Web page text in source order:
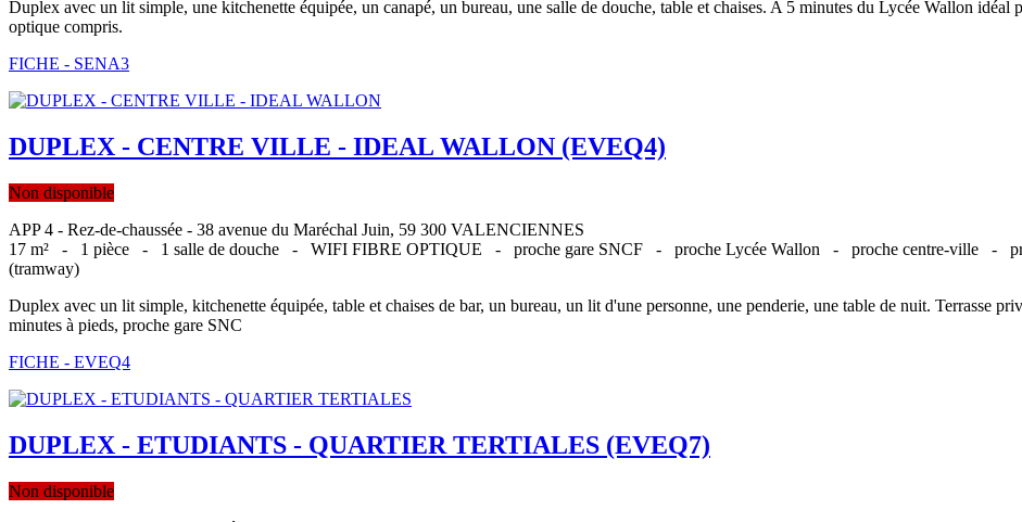
Duplex avec un lit simple, une kitchenette équipée, un canapé, un bureau, une salle de douche, table et chaises. A 5 minutes du Lycée Wallon
optique compris.
FICHE - SENA3
DUPLEX - CENTRE VILLE - IDEAL WALLON (EVEQ4)
Non disponible
APP 4 - Rez-de-chaussée - 38 avenue du Maréchal Juin, 59 300 VALENCIENNES
17 m² - 1 pièce - 1 salle de douche - WIFI FIBRE OPTIQUE - proche gare SNCF - proche Lycée Wallon - proche centre-ville -
(tramway)
Duplex avec un lit simple, kitchenette équipée, table et chaises de bar, un bureau, un lit d'une personne, une penderie, une table de nuit. Terrasse
minutes à pieds, proche gare SNC
FICHE - EVEQ4
DUPLEX - ETUDIANTS - QUARTIER TERTIALES (EVEQ7)
Non disponible